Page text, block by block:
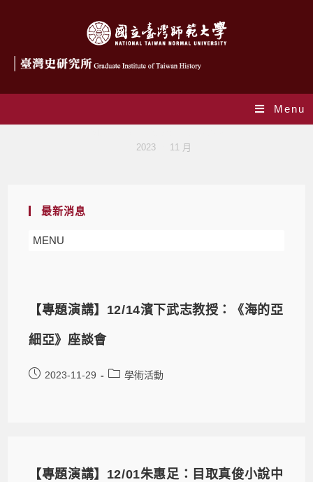
Menu
2023 11 月
最新消息
MENU
【專題演講】12/14濱下武志教授：《海的亞
細亞》座談會
2023-11-29 學術活動
【專題演講】12/01朱惠足：目取真俊小說中